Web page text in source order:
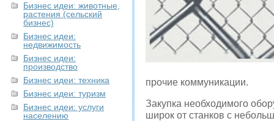
Бизнес идеи: животные,
растения (сельский
бизнес)
Бизнес идеи:
недвижимость
Бизнес идеи:
производство
Бизнес идеи: техника
Бизнес идеи: туризм
Бизнес идеи: услуги
населению
прочие коммуникации.
Закупка необходимого
широк от станков с